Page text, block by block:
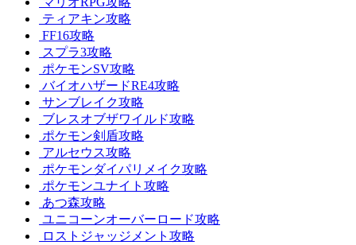
ティアキン攻略
FF16攻略
スプラ3攻略
ポケモンSV攻略
バイオハザードRE4攻略
サンブレイク攻略
ブレスオブザワイルド攻略
ポケモン剣盾攻略
アルセウス攻略
ポケモンダイパリメイク攻略
ポケモンユナイト攻略
あつ森攻略
ユニコーンオーバーロード攻略
ロストジャッジメント攻略